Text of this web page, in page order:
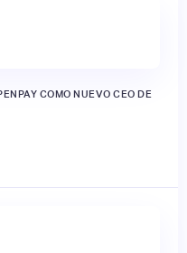
COMO NUEVO CEO DE